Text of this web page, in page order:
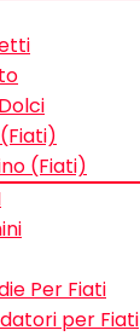
(Fiati)
Per Fiati
per Fiati